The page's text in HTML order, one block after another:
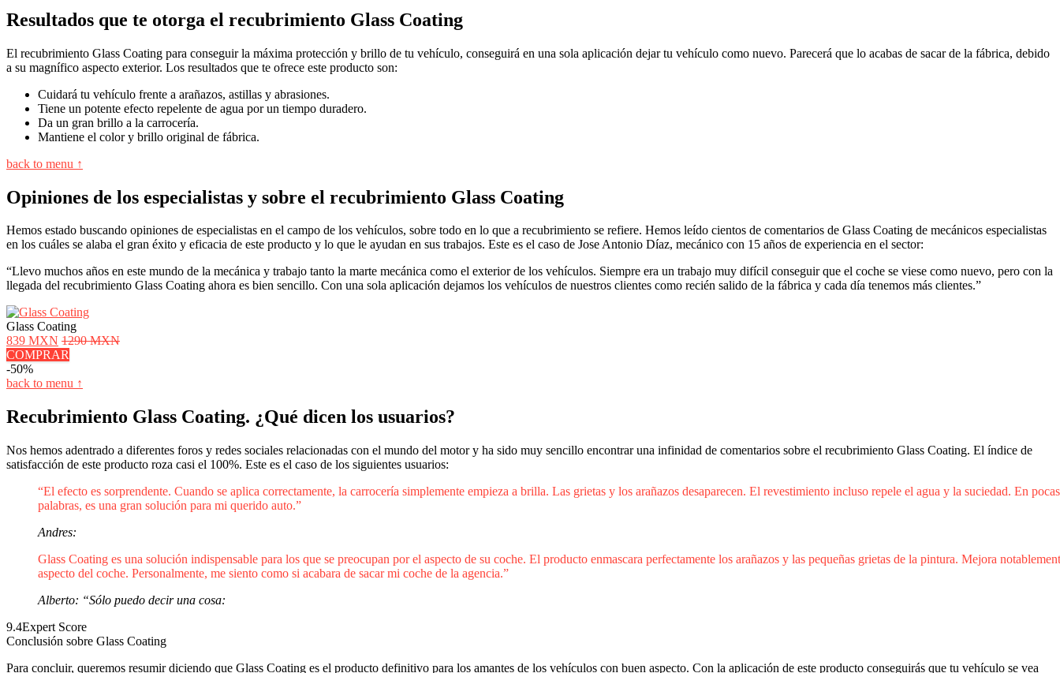
Resultados que te otorga el recubrimiento Glass Coating
El recubrimiento Glass Coating para conseguir la máxima protección y brillo de tu vehículo, conseguirá en una sola aplicación dejar tu vehículo como nuevo. Parecerá que lo acabas de sacar de la fábrica, debido
a su magnífico aspecto exterior. Los resultados que te ofrece este producto son:
Cuidará tu vehículo frente a arañazos, astillas y abrasiones.
Tiene un potente efecto repelente de agua por un tiempo duradero.
Da un gran brillo a la carrocería.
Mantiene el color y brillo original de fábrica.
back to menu ↑
Opiniones de los especialistas y sobre el recubrimiento Glass Coating
Hemos estado buscando opiniones de especialistas en el campo de los vehículos, sobre todo en lo que a recubrimiento se refiere. Hemos leído cientos de comentarios de Glass Coating de mecánicos especialistas
en los cuáles se alaba el gran éxito y eficacia de este producto y lo que le ayudan en sus trabajos. Este es el caso de Jose Antonio Díaz, mecánico con 15 años de experiencia en el sector:
“Llevo muchos años en este mundo de la mecánica y trabajo tanto la marte mecánica como el exterior de los vehículos. Siempre era un trabajo muy difícil conseguir que el coche se viese como nuevo, pero con la
llegada del recubrimiento Glass Coating ahora es bien sencillo. Con una sola aplicación dejamos los vehículos de nuestros clientes como recién salido de la fábrica y cada día tenemos más clientes.”
Glass Coating
839 MXN 1290 MXN
COMPRAR
-50%
back to menu ↑
Recubrimiento Glass Coating. ¿Qué dicen los usuarios?
Nos hemos adentrado a diferentes foros y redes sociales relacionadas con el mundo del motor y ha sido muy sencillo encontrar una infinidad de comentarios sobre el recubrimiento Glass Coating. El índice de
satisfacción de este producto roza casi el 100%. Este es el caso de los siguientes usuarios:
“El efecto es sorprendente. Cuando se aplica correctamente, la carrocería simplemente empieza a brilla. Las grietas y los arañazos desaparecen. El revestimiento incluso repele el agua y la suciedad. En pocas
palabras, es una gran solución para mi querido auto.”
Andres:
Glass Coating es una solución indispensable para los que se preocupan por el aspecto de su coche. El producto enmascara perfectamente los arañazos y las pequeñas grietas de la pintura. Mejora
aspecto del coche. Personalmente, me siento como si acabara de sacar mi coche de la agencia.”
Alberto: “Sólo puedo decir una cosa:
9.4Expert Score
Conclusión sobre Glass Coating
Para concluir, queremos resumir diciendo que Glass Coating es el producto definitivo para los amantes de los vehículos con buen aspecto. Con la aplicación de este producto conseguirás que tu vehículo se vea